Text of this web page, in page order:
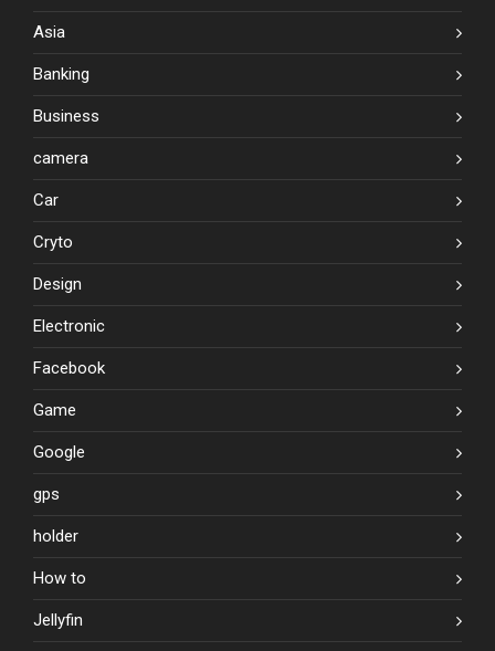
Asia
Banking
Business
camera
Car
Cryto
Design
Electronic
Facebook
Game
Google
gps
holder
How to
Jellyfin